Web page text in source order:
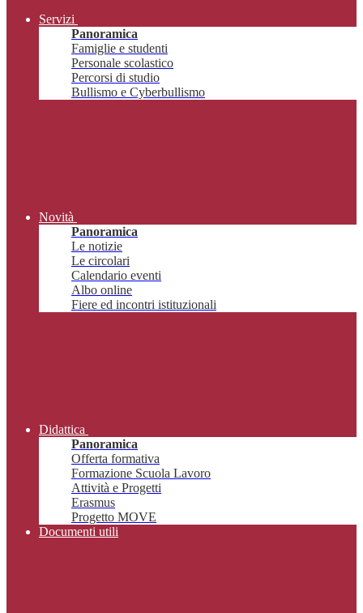
Servizi
Panoramica
Famiglie e studenti
Personale scolastico
Percorsi di studio
Bullismo e Cyberbullismo
Novità
Panoramica
Le notizie
Le circolari
Calendario eventi
Albo online
Fiere ed incontri istituzionali
Didattica
Panoramica
Offerta formativa
Formazione Scuola Lavoro
Attività e Progetti
Erasmus
Progetto MOVE
Documenti utili